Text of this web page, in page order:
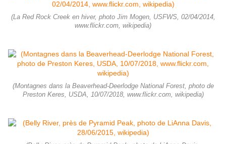
(La Red Rock Creek en hiver, photo Jim Mogen, USFWS, 02/04/2014,
www.flickr.com, wikipedia)
(Montagnes dans la Beaverhead-Deerlodge National Forest, photo de
Preston Keres, USDA, 10/07/2018, www.flickr.com, wikipedia)